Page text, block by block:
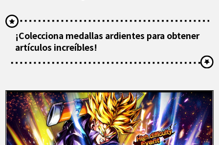
¡Colecciona medallas ardientes para obtener
artículos increíbles!